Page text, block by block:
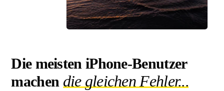
Die meisten iPhone-Benutzer
machen die gleichen Fehler...